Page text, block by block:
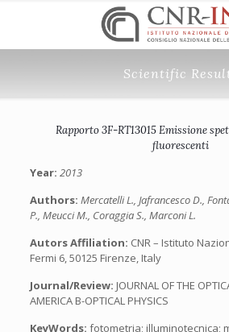
Scientific
Rapporto 3F-RT13015 Emissione
fluorescenti
Year: 2013
Authors: Mercatelli L., Jafrancesco D.,
P., Meucci M., Coraggia S., Marconi L.
Autors Affiliation: CNR – Istituto
Fermi 6, 50125 Firenze, Italy
Journal/Review: JOURNAL OF THE
AMERICA B-OPTICAL PHYSICS
KeyWords: fotometria; illuminotecnica;